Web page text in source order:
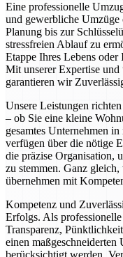
Eine professionelle
und gewerbliche Umzüge
Planung bis zur
stressfreien Ablauf zu
Etappe Ihres Lebens oder
Mit unserer Expertise und
garantieren wir
Unsere Leistungen
– ob Sie eine kleine
gesamtes Unternehmen
verfügen über die nötige
die präzise Organisation,
zu stemmen. Ganz
übernehmen mit
Kompetenz und
Erfolgs. Als
Transparenz,
einen